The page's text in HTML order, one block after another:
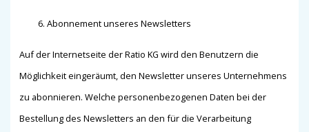
Abonnement unseres Newsletters
Auf der Internetseite der Ratio KG wird den Benutzern die
Möglichkeit eingeräumt, den Newsletter unseres Unternehmens
zu abonnieren. Welche personenbezogenen Daten bei der
Bestellung des Newsletters an den für die Verarbeitung